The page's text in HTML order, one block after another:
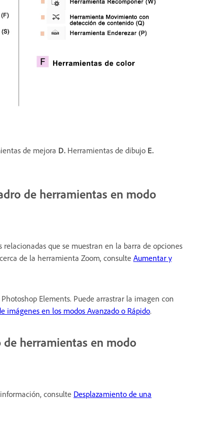
de mejora D. Herramientas de dibujo E.
de herramientas en modo
que se muestran en la barra de opciones
de la herramienta Zoom, consulte Aumentar y
Elements. Puede arrastrar la imagen con
imágenes en los modos Avanzado o Rápido.
herramientas en modo
consulte Desplazamiento de una